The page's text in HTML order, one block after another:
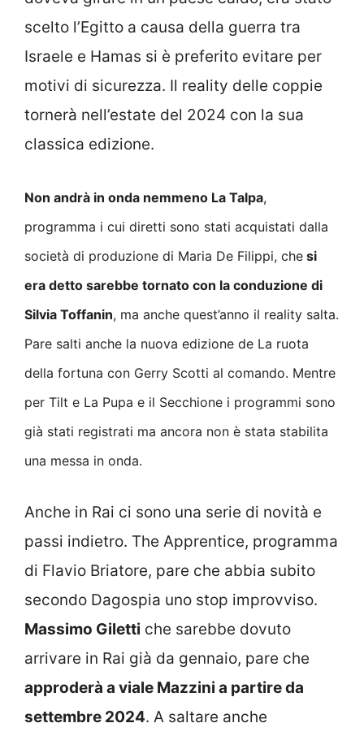
scelto l’Egitto a causa della guerra tra
Israele e Hamas si è preferito evitare per
motivi di sicurezza. Il reality delle coppie
tornerà nell’estate del 2024 con la sua
classica edizione.
Non andrà in onda nemmeno La Talpa,
programma i cui diretti sono stati acquistati dalla
società di produzione di Maria De Filippi, che si
era detto sarebbe tornato con la conduzione di
Silvia Toffanin, ma anche quest’anno il reality salta.
Pare salti anche la nuova edizione de La ruota
della fortuna con Gerry Scotti al comando. Mentre
per Tilt e La Pupa e il Secchione i programmi sono
già stati registrati ma ancora non è stata stabilita
una messa in onda.
Anche in Rai ci sono una serie di novità e
passi indietro. The Apprentice, programma
di Flavio Briatore, pare che abbia subito
secondo Dagospia uno stop improvviso.
Massimo Giletti che sarebbe dovuto
arrivare in Rai già da gennaio, pare che
approderà a viale Mazzini a partire da
settembre 2024. A saltare anche